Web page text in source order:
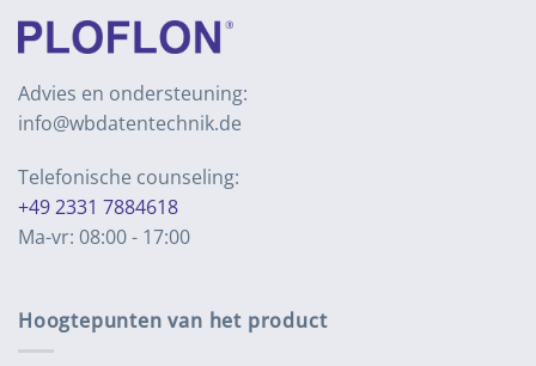
Advies en ondersteuning:
info@wbdatentechnik.de
Telefonische counseling:
+49 2331 7884618
Ma-vr: 08:00 - 17:00
Hoogtepunten van het product